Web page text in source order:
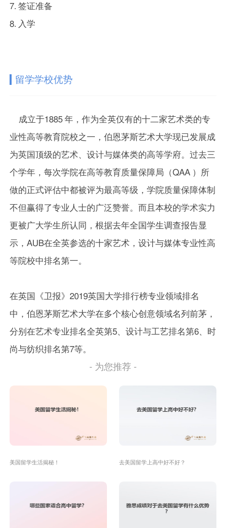
7. 签证准备
8. 入学
留学学校优势
成立于1885 年，作为全英仅有的十二家艺术类的专
业性高等教育院校之一，伯恩茅斯艺术大学现已发展成
为英国顶级的艺术、设计与媒体类的高等学府。过去三
个学年，每次学院在高等教育质量保障局（QAA ）所
做的正式评估中都被评为最高等级，学院质量保障体制
不但赢得了专业人士的广泛赞誉。而且本校的学术实力
更被广大学生所认同，根据去年全国学生调查报告显
示，AUB在全英参选的十家艺术，设计与媒体专业性高
等院校中排名第一。
在英国《卫报》2019英国大学排行榜专业领域排名
中，伯恩茅斯艺术大学在多个核心创意领域名列前茅，
分别在艺术专业排名全英第5、设计与工艺排名第6、时
尚与纺织排名第7等。
- 为您推荐 -
美国留学生活揭秘！ 去美国留学上高中好不好？